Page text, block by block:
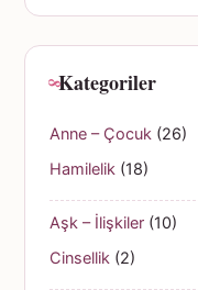
Kategoriler
Anne – Çocuk (26)
Hamilelik (18)
Aşk – İlişkiler (10)
Cinsellik (2)